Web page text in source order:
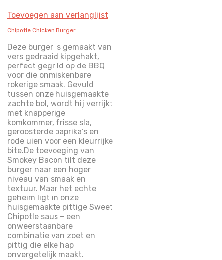
Toevoegen aan verlanglijst
Chipotle Chicken Burger
Deze burger is gemaakt van
vers gedraaid kipgehakt,
perfect gegrild op de BBQ
voor die onmiskenbare
rokerige smaak. Gevuld
tussen onze huisgemaakte
zachte bol, wordt hij verrijkt
met knapperige
komkommer, frisse sla,
geroosterde paprika’s en
rode uien voor een kleurrijke
bite.De toevoeging van
Smokey Bacon tilt deze
burger naar een hoger
niveau van smaak en
textuur. Maar het echte
geheim ligt in onze
huisgemaakte pittige Sweet
Chipotle saus – een
onweerstaanbare
combinatie van zoet en
pittig die elke hap
onvergetelijk maakt.